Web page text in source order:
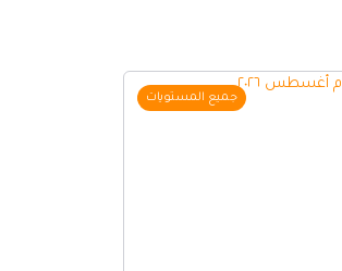
جميع المستويات
السعر